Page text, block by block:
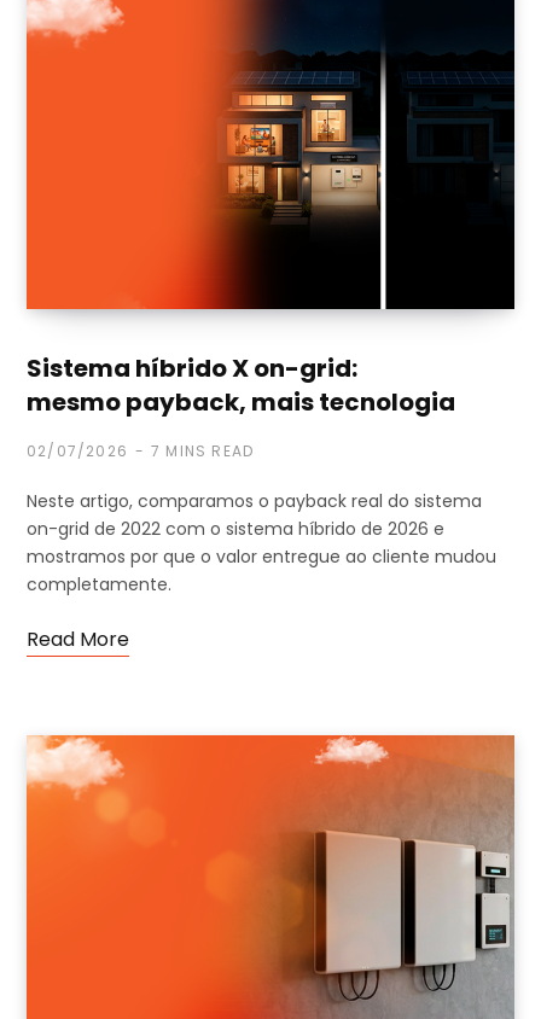
Sistema híbrido X on-grid:
mesmo payback, mais tecnologia
02/07/2026 7 MINS READ
Neste artigo, comparamos o payback real do sistema
on-grid de 2022 com o sistema híbrido de 2026 e
mostramos por que o valor entregue ao cliente mudou
completamente.
Read More